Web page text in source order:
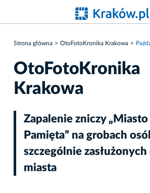
Strona główna OtoFotoKronika Krakowa
OtoFotoKronika
Krakowa
Zapalenie zniczy
Pamięta” na grobach
szczególnie zasłużonych
miasta